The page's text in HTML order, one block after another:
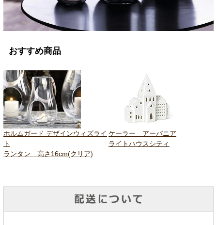
おすすめ商品
ホルムガード デザインウィズライ
ト
ランタン 高さ16cm(クリア)
ケーラー アーバニア
ライトハウスシティ